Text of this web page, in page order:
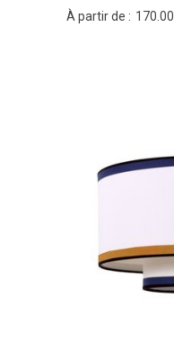
À partir de : 170 .00